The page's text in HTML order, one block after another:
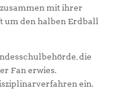
mit ihrer
um den halben Erdball
die
Fan erwies.
ein.